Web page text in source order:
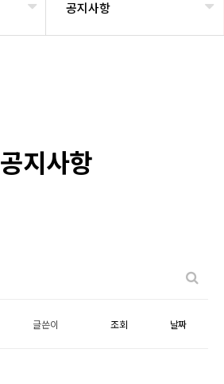
공지사항
공지사항
글쓴이 조회 날짜